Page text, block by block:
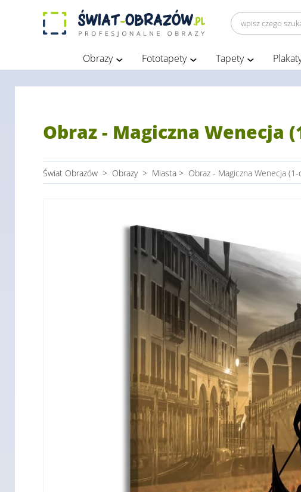
Obrazy Fototapety Tapety
Obraz - Magiczna Wenecja
Świat Obrazów > Obrazy > Miasta > Obraz - Magiczna Wenecja